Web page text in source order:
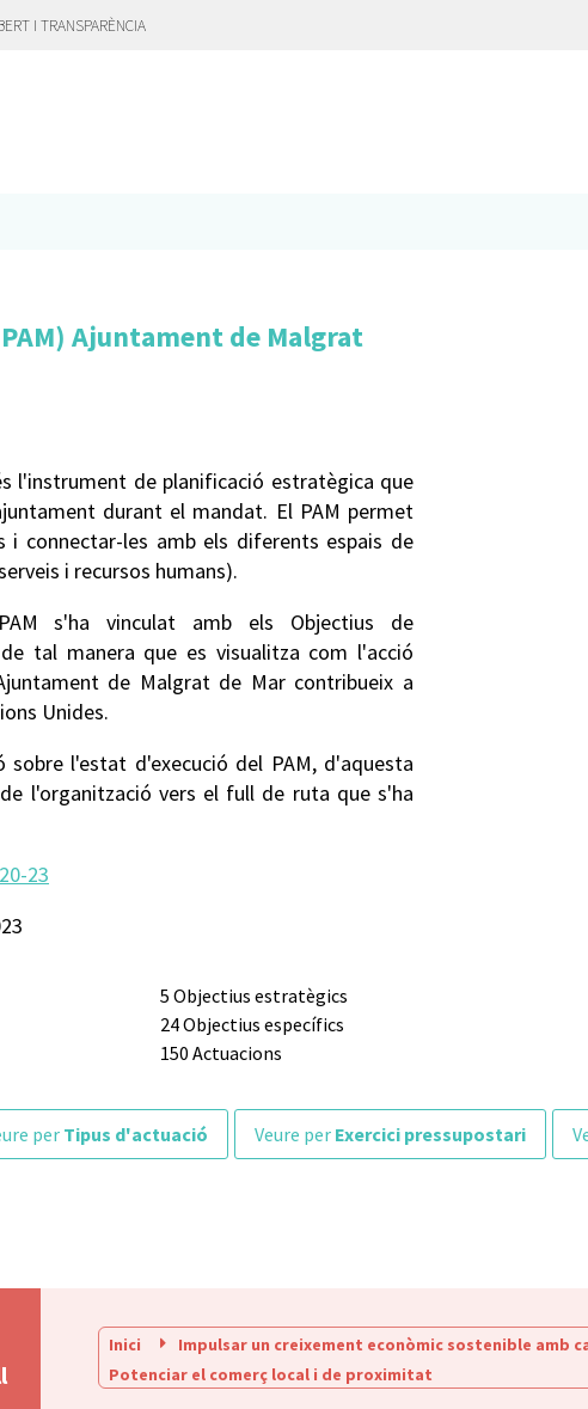
I TRANSPARÈNCIA
Ajuntament de Malgrat
l'instrument de planificació estratègica que
durant el mandat. El PAM permet
i connectar-les amb els diferents espais de
i recursos humans).
s'ha vinculat amb els Objectius de
de tal manera que es visualitza com l'acció
de Malgrat de Mar contribueix a
Unides.
l'estat d'execució del PAM, d'aquesta
l'organització vers el full de ruta que s'ha
23
5 Objectius estratègics
24 Objectius específics
150 Actuacions
per Tipus d'actuació veure per Exercici pressupostari
Inici
Impulsar un creixement econòmic sostenible
Potenciar el comerç local i de proximitat